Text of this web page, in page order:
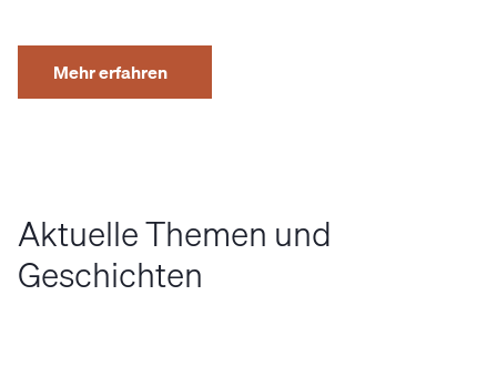
Mehr erfahren
Aktuelle Themen und
Geschichten